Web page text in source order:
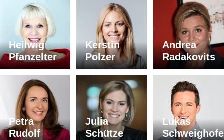
Heilwig
Pfanzelter
Kerstin
Polzer
Andrea
Radakovits
Petra
Rudolf
Julia
Schütze
Lukas